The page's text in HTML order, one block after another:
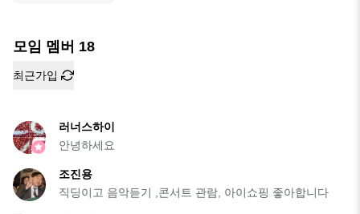
모임 멤버 18
최근가입
러너스하이
안녕하세요
조진용
직딩이고 음악듣기 ,콘서트 관람, 아이쇼핑 좋아합니다